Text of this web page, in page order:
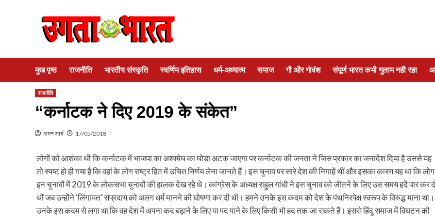
मुख पृष्ठ राजनीति भारतीय संस्कृति स्वर्णिम इतिहास धर्म-अध्यात्म समाज गौ और गोवंश संपूर्ण भारत कभी गुलाम नही रहा
राजनीति
“कर्नाटक ने दिए 2019 के संकेत”
अमन आर्य 17/05/2018
लोगों को आशंका थी कि कर्नाटक में भाजपा का अश्वमेघ का घोड़ा अटक जाएगा पर कर्नाटक की जनता ने जिस प्रकार का जनादेश दिया है उससे यह
तो स्पष्ट हो ही गया है कि वहां के लोग राष्ट्र हित में उचित निर्णय लेना जानते हैं। इस चुनाव पर सारे देश की निगाहें थीं और इसका कारण यह था कि लोग
इन चुनावों में 2019 के लोकसभा चुनावों की झलक देख रहे थे। कांग्रेस के अध्यक्ष राहुल गांधी ने इस चुनाव को जीतने के लिए उस समय हदें पार कर
थीं जब उन्होंने ‘लिंगायत’ संप्रदाय को अलग धर्म मानने की घोषणा कर दी थी। हमने उनके इस कदम को देश के पंथनिरपेक्ष स्वरूप के विरुद्ध माना था।
उनके इस कदम से लगा था कि वह देश में अपना कद बढ़ाने के लिए या पद पाने के लिए किसी भी हद तक जा सकते हैं। इससे हिंदू समाज में विघटन की